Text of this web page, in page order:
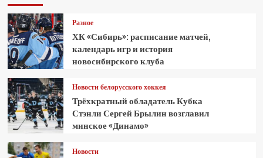
Разное
ХК «Сибирь»: расписание матчей,
календарь игр и история
новосибирского клуба
Новости белорусского хоккея
Трёхкратный обладатель Кубка
Стэнли Сергей Брылин возглавил
минское «Динамо»
Новости